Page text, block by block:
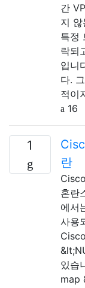
간
지
특정
락되
입니
다.
적이
16
1
란
혼란
에서
사용
있습
map